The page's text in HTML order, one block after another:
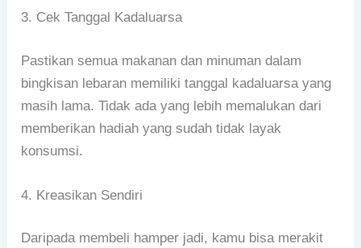
3. Cek Tanggal Kadaluarsa
Pastikan semua makanan dan minuman dalam
bingkisan lebaran memiliki tanggal kadaluarsa yang
masih lama. Tidak ada yang lebih memalukan dari
memberikan hadiah yang sudah tidak layak
konsumsi.
4. Kreasikan Sendiri
Daripada membeli hamper jadi, kamu bisa merakit